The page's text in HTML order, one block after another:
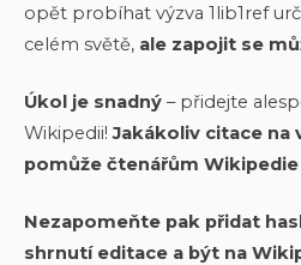
opět probíhat výzva 1lib1ref
celém světě, ale zapojit se
Úkol je snadný – přidejte
Wikipedii!Jakákoliv citace na
pomůže čtenářům
Nezapomeňte pak přidat
shrnutí editace a být na